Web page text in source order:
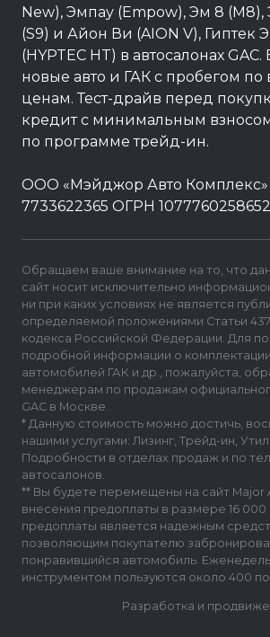
New), Эмпау (Empow), Эм 8 (M8),
(S9) и Айон Ви (AION V), Гиптек
(HYPTEC HT) в автосалонах
новые авто и ГАК с пробегом
ценам. Тест-драйв перед
кредит с минимальным
по программе трейд-ин.
ООО «Мэйджор Авто
7733622365 ОГРН 1077760258652
Обращаем ваше внимание на то, что
сайт носит исключительно
ни при каких условиях не является
определяемой положениями Статьи
кодекса Российской Федерации. Для
подробной информации о
автомобилей ГАК и др., пожалуйста,
менеджерам по продажам
GAC в Москве.
* Данную стоимость можно достичь,
нашими услугами: Лизинг, Трейд-ин,
Подробности в отделах продаж и по
автосалонов.
** Вы будете перемещены на сайт Major
внесения предоплаты в размере 16
предоплаты является надежным
позволяющим покупателю
понравившийся автомобиль.
инструментом пользуются около 400
Разработка и